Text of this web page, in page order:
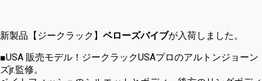
新製品【ジークラック】 ベローズバイブが入荷しました。
■USA 販売モデル！ジークラックUSAプロのアルトンジョーン
ズjr.監修。